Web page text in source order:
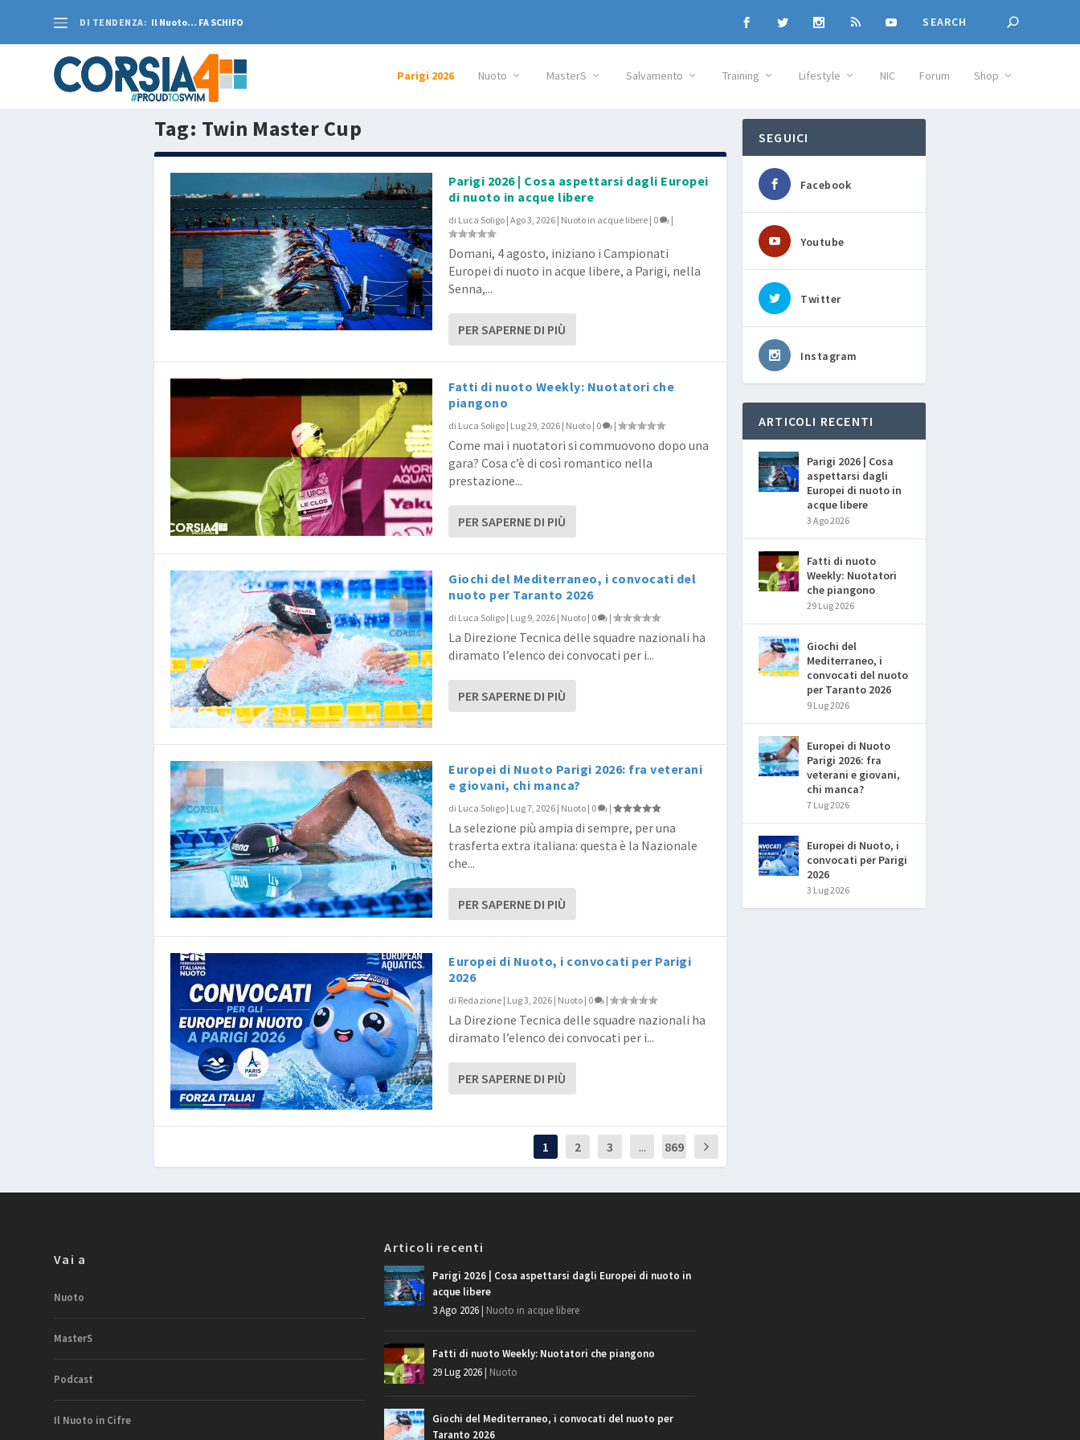
DI TENDENZA: Il Nuoto… FA SCHIFO
Parigi 2026 Nuoto MasterS Salvamento Training Lifestyle NIC Forum Shop
Tag: Twin Master Cup
Parigi 2026 | Cosa aspettarsi dagli Europei
di nuoto in acque libere
di Luca Soligo | Ago 3, 2026 | Nuoto in acque libere | 0 |
Domani, 4 agosto, iniziano i Campionati
Europei di nuoto in acque libere, a Parigi, nella
Senna,...
PER SAPERNE DI PIÙ
Fatti di nuoto Weekly: Nuotatori che
piangono
di Luca Soligo | Lug 29, 2026 | Nuoto | 0 |
Come mai i nuotatori si commuovono dopo una
gara? Cosa c’è di così romantico nella
prestazione...
PER SAPERNE DI PIÙ
Giochi del Mediterraneo, i convocati del
nuoto per Taranto 2026
di Luca Soligo | Lug 9, 2026 | Nuoto | 0 |
La Direzione Tecnica delle squadre nazionali ha
diramato l’elenco dei convocati per i...
PER SAPERNE DI PIÙ
Europei di Nuoto Parigi 2026: fra veterani
e giovani, chi manca?
di Luca Soligo | Lug 7, 2026 | Nuoto | 0 |
La selezione più ampia di sempre, per una
trasferta extra italiana: questa è la Nazionale
che...
PER SAPERNE DI PIÙ
Europei di Nuoto, i convocati per Parigi
2026
di Redazione | Lug 3, 2026 | Nuoto | 0 |
La Direzione Tecnica delle squadre nazionali ha
diramato l’elenco dei convocati per i...
PER SAPERNE DI PIÙ
1 2 3 ... 869
SEGUICI
Facebook
Youtube
Twitter
Instagram
ARTICOLI RECENTI
Parigi 2026 | Cosa
aspettarsi dagli
Europei di nuoto in
acque libere
3 Ago 2026
Fatti di nuoto
Weekly: Nuotatori
che piangono
29 Lug 2026
Giochi del
Mediterraneo, i
convocati del nuoto
per Taranto 2026
9 Lug 2026
Europei di Nuoto
Parigi 2026: fra
veterani e giovani,
chi manca?
7 Lug 2026
Europei di Nuoto, i
convocati per Parigi
2026
3 Lug 2026
Vai a
Nuoto
MasterS
Podcast
Il Nuoto in Cifre
Articoli recenti
Parigi 2026 | Cosa aspettarsi dagli Europei di nuoto in
acque libere
3 Ago 2026| Nuoto in acque libere
Fatti di nuoto Weekly: Nuotatori che piangono
29 Lug 2026| Nuoto
Giochi del Mediterraneo, i convocati del nuoto per
Taranto 2026